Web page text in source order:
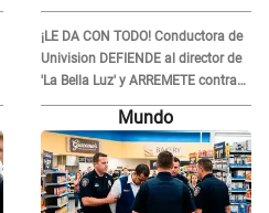
confrontó al dueño de 'La Bella
Luz'?
¡LE DA CON TODO! Conductora de
Univision DEFIENDE al director de
'La Bella Luz' y ARREMETE contra
Naldy Saldaña: “Muchas
Mundo